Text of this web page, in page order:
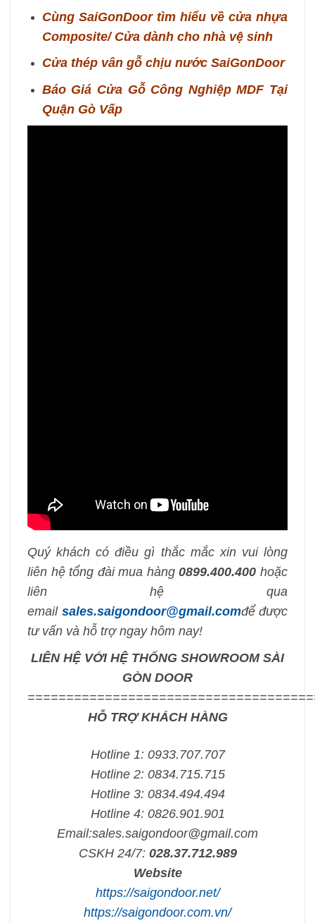
Cùng SaiGonDoor tìm hiểu về cửa nhựa
Composite/ Cửa dành cho nhà vệ sinh
Cửa thép vân gỗ chịu nước SaiGonDoor
Báo Giá Cửa Gỗ Công Nghiệp MDF Tại
Quận Gò Vấp
Quý khách có điều gì thắc mắc xin vui lòng
liên hệ tổng đài mua hàng0899.400.400 hoặc
liên hệ qua
email sales.saigondoor@gmail.comđể được
tư vấn và hỗ trợ ngay hôm nay!
LIÊN HỆ VỚI HỆ THỐNG SHOWROOM SÀI
GÒN DOOR
HỖ TRỢ KHÁCH HÀNG
Hotline 1: 0933.707.707
Hotline 2: 0834.715.715
Hotline 3: 0834.494.494
Hotline 4: 0826.901.901
Email:sales.saigondoor@gmail.com
CSKH 24/7: 028.37.712.989
Website
https://saigondoor.net/
https://saigondoor.com.vn/